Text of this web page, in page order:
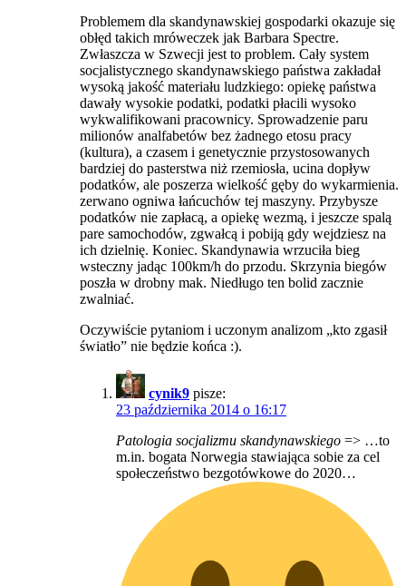
Problemem dla skandynawskiej gospodarki okazuje się
obłęd takich mróweczek jak Barbara Spectre.
Zwłaszcza w Szwecji jest to problem. Cały system
socjalistycznego skandynawskiego państwa zakładał
wysoką jakość materiału ludzkiego: opiekę państwa
dawały wysokie podatki, podatki płacili wysoko
wykwalifikowani pracownicy. Sprowadzenie paru
milionów analfabetów bez żadnego etosu pracy
(kultura), a czasem i genetycznie przystosowanych
bardziej do pasterstwa niż rzemiosła, ucina dopływ
podatków, ale poszerza wielkość gęby do wykarmienia.
zerwano ogniwa łańcuchów tej maszyny. Przybysze
podatków nie zapłacą, a opiekę wezmą, i jeszcze spalą
pare samochodów, zgwałcą i pobiją gdy wejdziesz na
ich dzielnię. Koniec. Skandynawia wrzuciła bieg
wsteczny jadąc 100km/h do przodu. Skrzynia biegów
poszła w drobny mak. Niedługo ten bolid zacznie
zwalniać.
Oczywiście pytaniom i uczonym analizom „kto zgasił
światło” nie będzie końca :).
cynik9 pisze:
23 października 2014 o 16:17
Patologia socjalizmu skandynawskiego => …to
m.in. bogata Norwegia stawiająca sobie za cel
społeczeństwo bezgotówkowe do 2020…